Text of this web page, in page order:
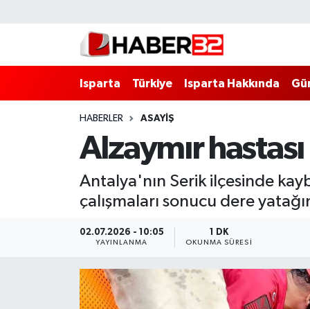
Isparta Türkiye Isparta Hakkında
HABERLER ASAYİŞ
Alzaymır
Antalya'nın Serik ilçesinde
çalışmaları sonucu dere
02.07.2026 - 10:05
YAYINLANMA
1 DK
OKUNMA SÜRESI
Isparta Hakkında
Esnaf Diyor ki;
BİLİM VE TEKNOLOJİ
Isparta Nöbetçi Eczaneler
Isparta Hava Durumu
Isparta Trafik Yoğunluk Haritası
Süper Lig Puan Durumu ve Fikstür
Tüm Manşetler
Son Dakika Haberleri